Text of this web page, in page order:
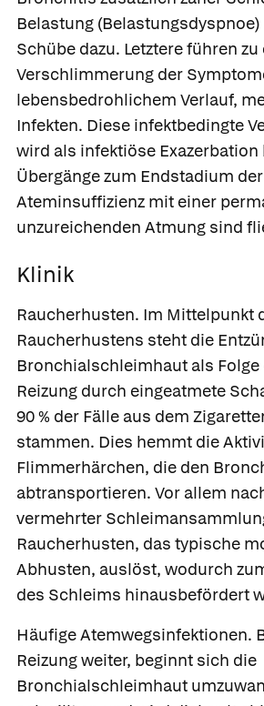
Belastung (Belastungsdyspnoe)
Schübe dazu. Letztere führen zu
Verschlimmerung der
lebensbedrohlichem Verlauf,
Infekten. Diese infektbedingte
wird als infektiöse Exazerbation
Übergänge zum Endstadium der
Ateminsuffizienz mit einer
unzureichenden Atmung sind
Klinik
Raucherhusten. Im Mittelpunkt
Raucherhustens steht die
Bronchialschleimhaut als
Reizung durch eingeatmete
90 % der Fälle aus dem
stammen. Dies hemmt die
Flimmerhärchen, die den
abtransportieren. Vor allem
vermehrter
Raucherhusten, das typische
Abhusten, auslöst, wodurch
des Schleims hinausbefördert
Häufige Atemwegsinfektionen.
Reizung weiter, beginnt sich die
Bronchialschleimhaut